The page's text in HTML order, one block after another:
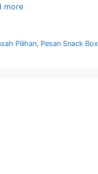
more
Pilihan, Pesan Snack Box